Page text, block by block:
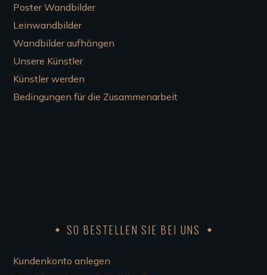
Poster Wandbilder
Leinwandbilder
Wandbilder aufhängen
Unsere Künstler
Künstler werden
Bedingungen für die Zusammenarbeit
SO BESTELLEN SIE BEI UNS
Kundenkonto anlegen